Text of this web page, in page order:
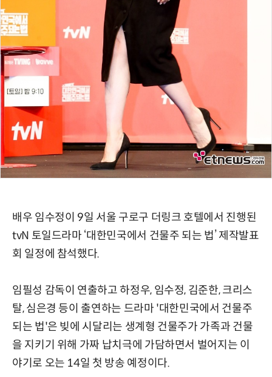
배우 임수정이 9일 서울 구로구 더링크 호텔에서 진행된
tvN 토일드라마 ‘대한민국에서 건물주 되는 법’ 제작발표
회 일정에 참석했다.
임필성 감독이 연출하고 하정우, 임수정, 김준한, 크리스
탈, 심은경 등이 출연하는 드라마 '대한민국에서 건물주
되는 법'은 빚에 시달리는 생계형 건물주가 가족과 건물
을 지키기 위해 가짜 납치극에 가담하면서 벌어지는 이
야기로 오는 14일 첫 방송 예정이다.